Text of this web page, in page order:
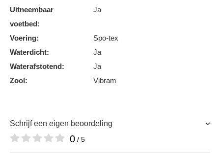
Uitneembaar
voetbed:
Ja
Voering:
Spo-tex
Waterdicht:
Ja
Waterafstotend:
Ja
Zool:
Vibram
Schrijf een eigen beoordeling
0 / 5